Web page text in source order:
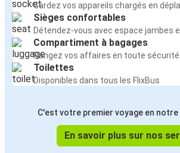
Gardez vos appareils chargés en
Sièges confortables
Détendez-vous avec espace jambes
Compartiment à bagages
Rangez vos affaires en toute sécurité
Toilettes
Disponibles dans tous les FlixBus
C'est votre premier voyage en notre
En savoir plus sur nos